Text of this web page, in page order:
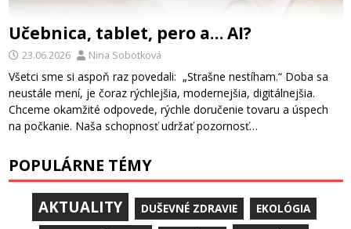
Učebnica, tablet, pero a… AI?
23.06.2026 Nina Sobotková
Všetci sme si aspoň raz povedali: „Strašne nestíham.“ Doba sa
neustále mení, je čoraz rýchlejšia, modernejšia, digitálnejšia.
Chceme okamžité odpovede, rýchle doručenie tovaru a úspech
na počkanie. Naša schopnosť udržať pozornosť…
POPULÁRNE TÉMY
AKTUALITY DUŠEVNÉ ZDRAVIE EKOLÓGIA